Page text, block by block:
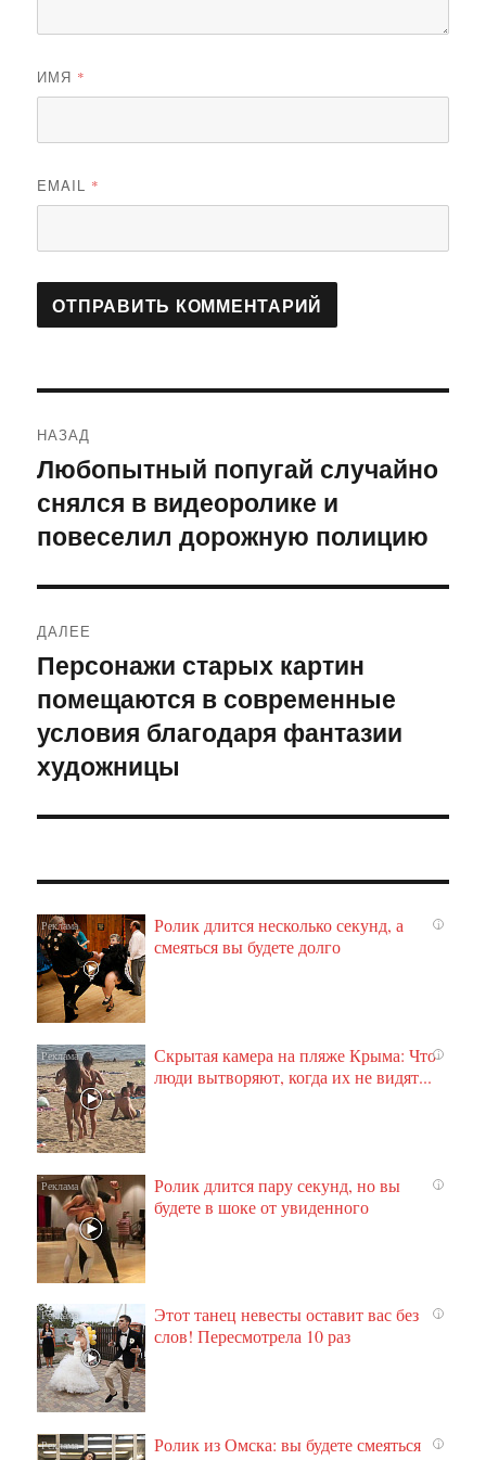
ИМЯ *
EMAIL *
по
записям
НАЗАД
Предыдущая
запись:
Любопытный попугай случайно
снялся в видеоролике и
повеселил дорожную полицию
ДАЛЕЕ
Следующая
запись:
Персонажи старых картин
помещаются в современные
условия благодаря фантазии
художницы
i
Ролик длится несколько секунд, а
смеяться вы будете долго
i
Скрытая камера на пляже Крыма: Что
люди вытворяют, когда их не видят...
i
Ролик длится пару секунд, но вы
будете в шоке от увиденного
i
Этот танец невесты оставит вас без
слов! Пересмотрела 10 раз
i
Ролик из Омска: вы будете смеяться